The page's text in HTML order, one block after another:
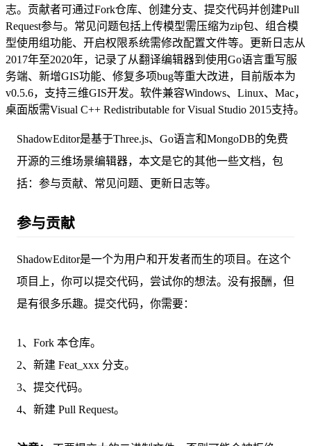
志。贡献者可通过Fork仓库、创建分支、提交代码并创建Pull
Request参与。常见问题包括上传模型需压缩为zip包、组合模
型使用组功能、开启权限系统需修改配置文件等。更新日志从
2017年至2020年，记录了从翻译编辑器到使用Go语言重写服
务端、新增GIS功能、修复多项bug等重大改进，目前版本为
v0.5.6，支持三维GIS开发。软件兼容Windows、Linux、Mac，
桌面版需Visual C++ Redistributable for Visual Studio 2015支持。
ShadowEditor是基于Three.js、Go语言和MongoDB的免费
开源的三维场景编辑器，本文是它的其他一些文档，包
括：参与贡献、常见问题、更新日志等。
参与贡献
ShadowEditor是一个为用户和开发者而生的项目。在这个
项目上，你可以提交代码，尝试你的想法。没有报酬，但
是有很多乐趣。提交代码，你需要：
1、Fork 本仓库。
2、新建 Feat_xxx 分支。
3、提交代码。
4、新建 Pull Request。